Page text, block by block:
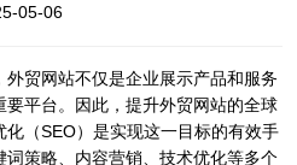
05-06
贸网站不仅是企业展示产品和服务
平台。因此，提升外贸网站的全球
（SEO）是实现这一目标的有效手
策略、内容营销、技术优化等多个